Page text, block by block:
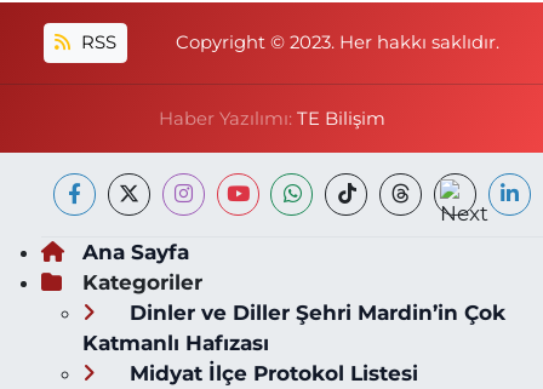
RSS Copyright © 2023. Her hakkı saklıdır.
Haber Yazılımı: TE Bilişim
Ana Sayfa
Kategoriler
Dinler ve Diller Şehri Mardin’in Çok
Katmanlı Hafızası
Midyat İlçe Protokol Listesi